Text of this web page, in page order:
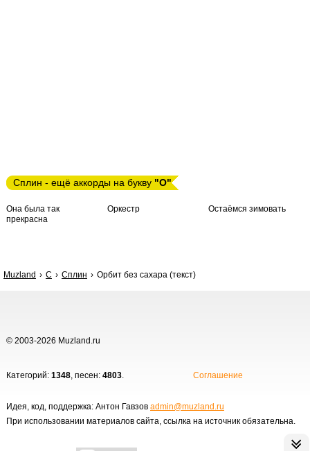
Сплин - ещё аккорды на букву "О"
Она была так
прекрасна
Оркестр Остаёмся зимовать
Muzland С Сплин Орбит без сахара (текст)
© 2003-2026 Muzland.ru
Категорий: 1348, песен: 4803. Соглашение
Идея, код, поддержка: Антон Гавзов admin@muzland.ru
При использовании материалов сайта, ссылка на источник обязательна.